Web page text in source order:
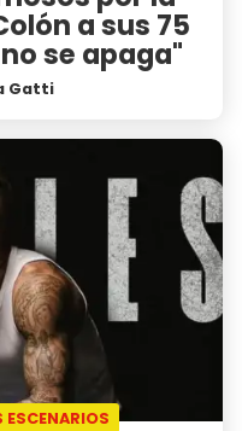
a sus 75
se apaga"
Gatti
ESCENARIOS